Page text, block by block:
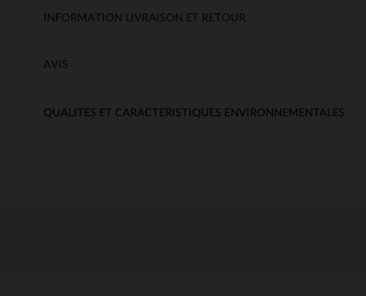
INFORMATION LIVRAISON ET RETOUR
AVIS
QUALITES ET CARACTERISTIQUES ENVIRONNEMENTALES